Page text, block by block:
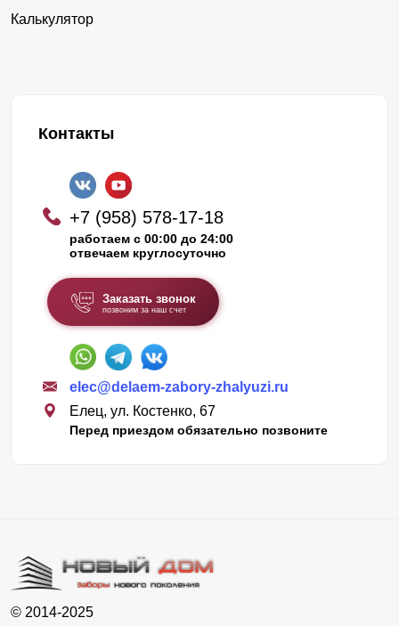
Калькулятор
Контакты
+7 (958) 578-17-18
работаем с 00:00 до 24:00
отвечаем круглосуточно
Заказать звонок
позвоним за наш счет
elec@delaem-zabory-zhalyuzi.ru
Елец, ул. Костенко, 67
Перед приездом обязательно позвоните
© 2014-2025